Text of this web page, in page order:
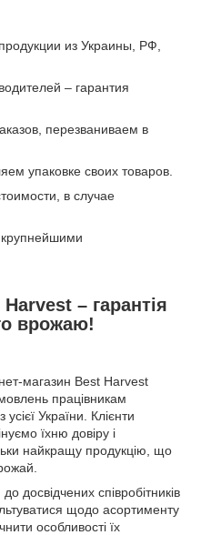
из Украины, РФ,
– гарантия
перезваниваем в
упаковке своих товаров.
в случае
– гарантія
врожаю!
магазин Best Harvest
працівникам
України. Клієнти
їхню довіру і
найкращу продукцію, що
досвідчених співробітників
щодо асортименту
особливості їх